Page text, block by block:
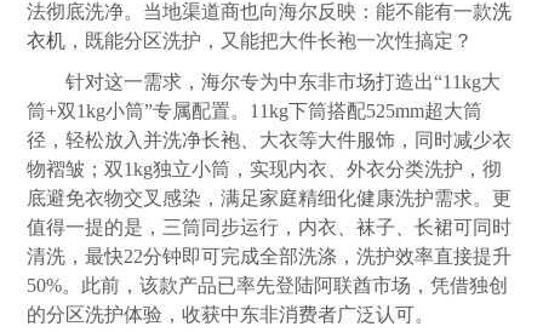
法彻底洗净。当地渠道商也向海尔反映：能不能有一款洗
衣机 ，既能分区洗护，又能把大件长袍一次性搞定？
针对这一需求，海尔专为中东非市场打造出“11kg大
筒+双1kg小筒”专属配置。11kg下筒搭配525mm超大筒
径，轻松放入并洗净长袍、大衣等大件服饰，同时减少衣
物褶皱；双1kg独立小筒，实现内衣、外衣分类洗护，彻
底避免衣物交叉感染，满足家庭精细化健康洗护需求。更
值得一提的是，三筒同步运行，内衣、袜子、长裙可同时
清洗，最快22分钟即可完成全部洗涤，洗护效率直接提升
50%。此前，该款产品已率先登陆阿联酋市场，凭借独创
的分区洗护体验，收获中东非消费者广泛认可。